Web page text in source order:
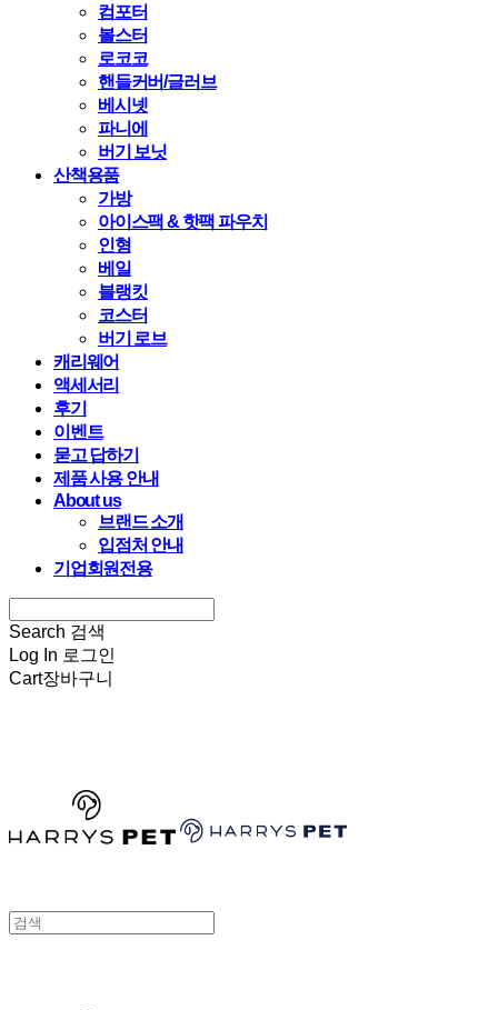
컴포터
볼스터
로코코
핸들커버/글러브
베시넷
파니에
버기 보닛
산책용품
가방
아이스팩 & 핫팩 파우치
인형
베일
블랭킷
코스터
버기 로브
캐리웨어
액세서리
후기
이벤트
묻고 답하기
제품 사용 안내
About us
브랜드 소개
입점처 안내
기업회원전용
Search 검색
Log In 로그인
Cart장바구니